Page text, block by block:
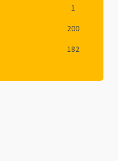
1
200
182